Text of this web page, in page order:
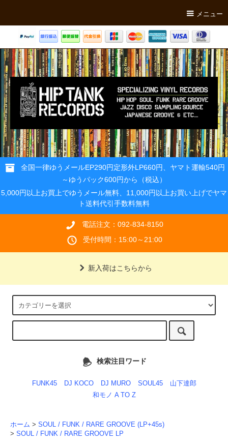
メニュー
全国一律ゆうメールEP290円定形外LP660円、ヤマト運輸540円
～ゆうパック600円から（税込）
5,000円以上お買上でゆうメール無料、11,000円以上お買い上げでヤマ
ト送料代引手数料無料
電話注文：092-834-8150
受付時間：15:00～21:00
新入荷はこちらから
検索注目ワード
FUNK45 DJ KOCO DJ MURO SOUL45
山下達郎
和モノ A TO Z
ホーム > SOUL / FUNK / RARE GROOVE (LP+45s)
> SOUL / FUNK / RARE GROOVE LP